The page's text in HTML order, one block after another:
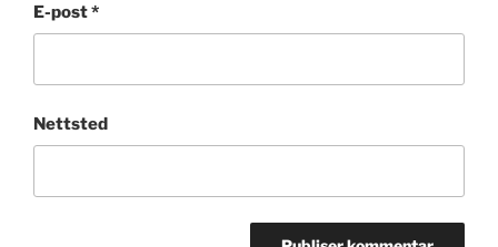
E-post*
Nettsted